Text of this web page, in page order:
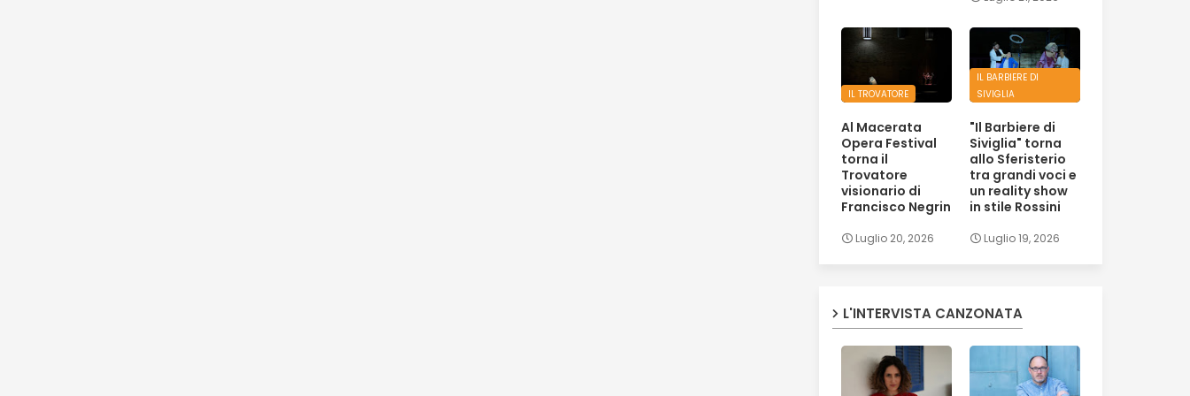
IL TROVATORE
Al Macerata
Opera Festival
torna il
Trovatore
visionario di
Francisco Negrin
Luglio 20, 2026
IL BARBIERE DI
SIVIGLIA
"Il Barbiere di
Siviglia" torna
allo Sferisterio
tra grandi voci e
un reality show
in stile Rossini
Luglio 19, 2026
L'INTERVISTA CANZONATA